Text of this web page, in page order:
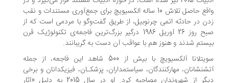
واقع حاصل تلاش 10 ساله‌ الکسیویچ برای جمع‌آوری مستندات و نقب
در حادثه‌ ‌اتمی چرنوبیل، از طریق گفت‌وگو با مردمی است که از
صبح روز 26 آوریل 1986 درگیر بزرگ‌ترین فاجعه‌ی تکنولوژیک قرن
شدند و هنوز هم با عواقب آن دست به گریبانند.
سویتلانا آلکسیویچ با بیش از 500 شاهد این فاجعه، از جمله
مهارکنندگان، سیاستمداران، پزشکـان، فیزیک‏دانان و برخی
دیگر از شهروندان مصاحبه کرد. او در سال 2015 به دلیل «آثار